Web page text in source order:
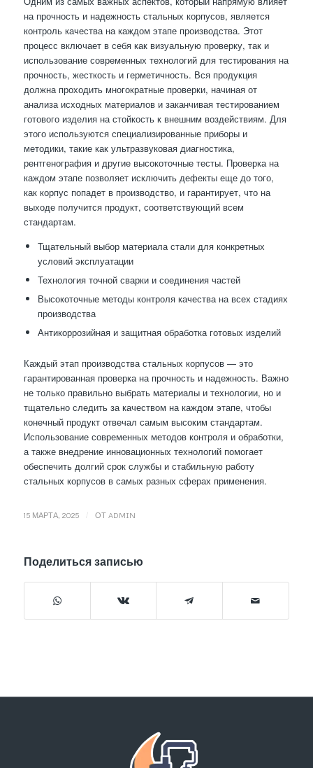
на прочность и надежность стальных корпусов, является
контроль качества на каждом этапе производства. Этот
процесс включает в себя как визуальную проверку, так и
использование современных технологий для тестирования на
прочность, жесткость и герметичность. Вся продукция
должна проходить многократные проверки, начиная от
анализа исходных материалов и заканчивая тестированием
готового изделия на стойкость к внешним воздействиям. Для
этого используются специализированные приборы и
методики, такие как ультразвуковая диагностика,
рентгенография и другие высокоточные тесты. Проверка на
каждом этапе позволяет исключить дефекты еще до того,
как корпус попадет в производство, и гарантирует, что на
выходе получится продукт, соответствующий всем
стандартам.
Тщательный выбор материала стали для конкретных
условий эксплуатации
Технология точной сварки и соединения частей
Высокоточные методы контроля качества на всех стадиях
производства
Антикоррозийная и защитная обработка готовых изделий
Каждый этап производства стальных корпусов — это
гарантированная проверка на прочность и надежность. Важно
не только правильно выбрать материалы и технологии, но и
тщательно следить за качеством на каждом этапе, чтобы
конечный продукт отвечал самым высоким стандартам.
Использование современных методов контроля и обработки,
а также внедрение инновационных технологий помогает
обеспечить долгий срок службы и стабильную работу
стальных корпусов в самых разных сферах применения.
15 МАРТА, 2025 ОТ ADMIN
Поделиться записью